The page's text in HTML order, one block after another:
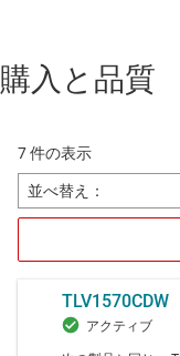
購入と品質